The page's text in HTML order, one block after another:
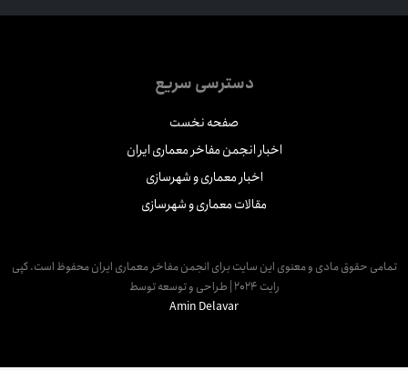
دسترسی سریع
صفحه نخست
اخبار انجمن مفاخر معماری ایران
اخبار معماری و شهرسازی
مقالات معماری و شهرسازی
حقوق مادی و معنوی این سایت برای انجمن مفاخر معماری ایران محفوظ است. کپی
رایت 2024 | طراحی و توسعه توسط
Amin Delavar